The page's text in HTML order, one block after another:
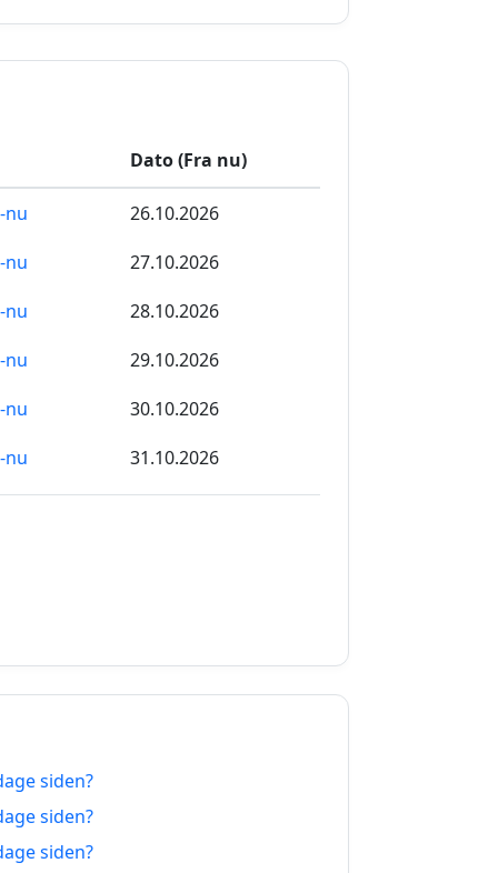
Dato (Fra nu)
nu
26.10.2026
nu
27.10.2026
nu
28.10.2026
nu
29.10.2026
nu
30.10.2026
nu
31.10.2026
nu
05.11.2026
nu
siden?
siden?
siden?